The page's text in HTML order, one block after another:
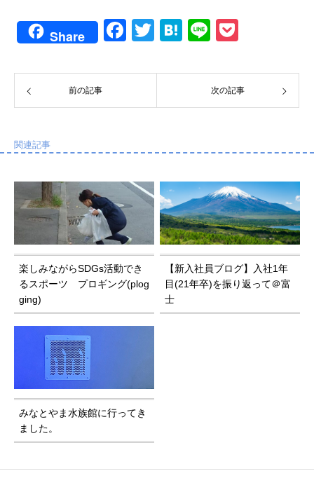
Share
F
c
k
T
tt
H
e
Li
e
ck
et
前の記事 次の記事
関連記事
楽しみながらSDGs活動でき
るスポーツ プロギング(plog
ging)
【新入社員ブログ】入社1年
目(21年卒)を振り返って＠富
士
みなとやま水族館に行ってき
ました。